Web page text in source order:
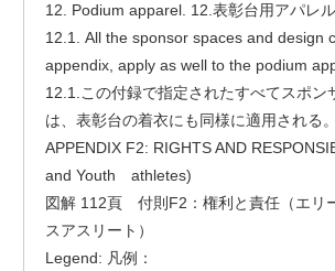
12. Podium apparel. 12.表彰台用アパレ
12.1. All the sponsor spaces and design
appendix, apply as well to the podium
12.1.この付録で指定されたすべてスポン
は、表彰台の着衣にも同様に適用される
APPENDIX F2: RIGHTS AND
and Youth athletes)
図解 112頁 付則F2：権利と責任（エリ
スアスリート）
Legend: 凡例：